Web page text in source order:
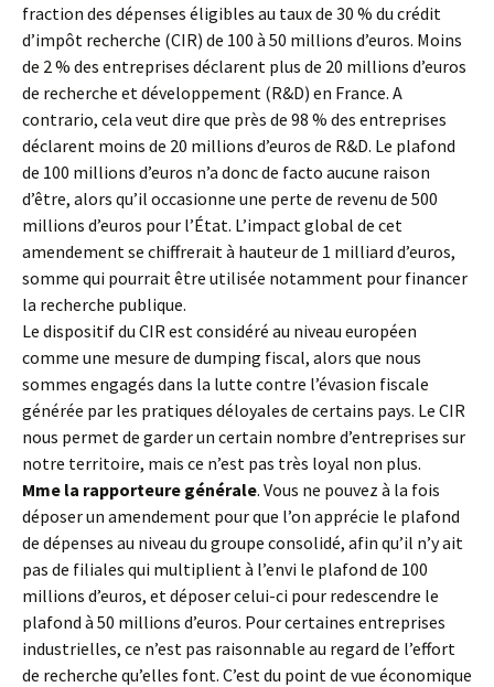
fraction des dépenses éligibles au taux de 30 % du crédit
d’impôt recherche (CIR) de 100 à 50 millions d’euros. Moins
de 2 % des entreprises déclarent plus de 20 millions d’euros
de recherche et développement (R&D) en France. A
contrario, cela veut dire que près de 98 % des entreprises
déclarent moins de 20 millions d’euros de R&D. Le plafond
de 100 millions d’euros n’a donc de facto aucune raison
d’être, alors qu’il occasionne une perte de revenu de 500
millions d’euros pour l’État. L’impact global de cet
amendement se chiffrerait à hauteur de 1 milliard d’euros,
somme qui pourrait être utilisée notamment pour financer
la recherche publique.
Le dispositif du CIR est considéré au niveau européen
comme une mesure de dumping fiscal, alors que nous
sommes engagés dans la lutte contre l’évasion fiscale
générée par les pratiques déloyales de certains pays. Le CIR
nous permet de garder un certain nombre d’entreprises sur
notre territoire, mais ce n’est pas très loyal non plus.
Mme la rapporteure générale. Vous ne pouvez à la fois
déposer un amendement pour que l’on apprécie le plafond
de dépenses au niveau du groupe consolidé, afin qu’il n’y ait
pas de filiales qui multiplient à l’envi le plafond de 100
millions d’euros, et déposer celui-ci pour redescendre le
plafond à 50 millions d’euros. Pour certaines entreprises
industrielles, ce n’est pas raisonnable au regard de l’effort
de recherche qu’elles font. C’est du point de vue économique